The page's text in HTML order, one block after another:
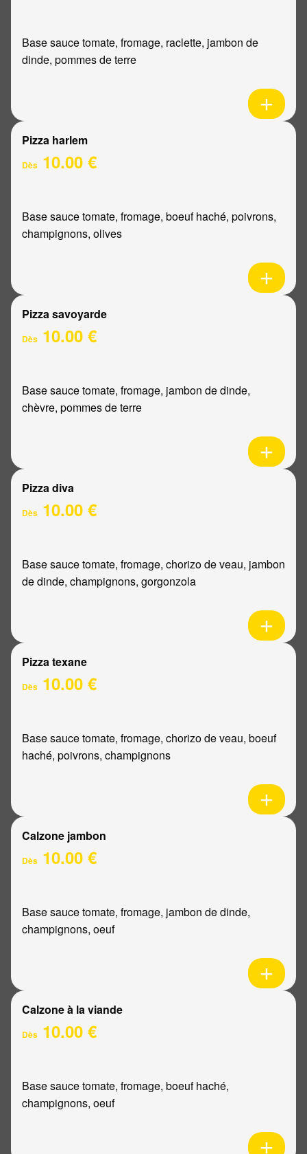
Base sauce tomate, fromage, raclette, jambon de
dinde, pommes de terre
Pizza harlem
Dès 10.00 €
Base sauce tomate, fromage, boeuf haché, poivrons,
champignons, olives
Pizza savoyarde
Dès 10.00 €
Base sauce tomate, fromage, jambon de dinde,
chèvre, pommes de terre
Pizza diva
Dès 10.00 €
Base sauce tomate, fromage, chorizo de veau, jambon
de dinde, champignons, gorgonzola
Pizza texane
Dès 10.00 €
Base sauce tomate, fromage, chorizo de veau, boeuf
haché, poivrons, champignons
Calzone jambon
Dès 10.00 €
Base sauce tomate, fromage, jambon de dinde,
champignons, oeuf
Calzone à la viande
Dès 10.00 €
Base sauce tomate, fromage, boeuf haché,
champignons, oeuf